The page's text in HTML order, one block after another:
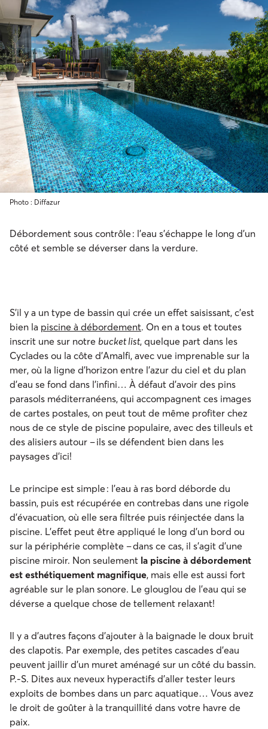
Photo : Diffazur
Débordement sous contrôle : l’eau s’échappe le long d’un
côté et semble se déverser dans la verdure.
S’il y a un type de bassin qui crée un effet saisissant, c’est
bien la piscine à débordement. On en a tous et toutes
inscrit une sur notre bucket list, quelque part dans les
Cyclades ou la côte d’Amalfi, avec vue imprenable sur la
mer, où la ligne d’horizon entre l’azur du ciel et du plan
d’eau se fond dans l’infini… À défaut d’avoir des pins
parasols méditerranéens, qui accompagnent ces images
de cartes postales, on peut tout de même profiter chez
nous de ce style de piscine populaire, avec des tilleuls et
des alisiers autour – ils se défendent bien dans les
paysages d’ici!
Le principe est simple : l'eau à ras bord déborde du
bassin, puis est récupérée en contrebas dans une rigole
d'évacuation, où elle sera filtrée puis réinjectée dans la
piscine. L’effet peut être appliqué le long d’un bord ou
sur la périphérie complète – dans ce cas, il s’agit d’une
piscine miroir. Non seulement la piscine à débordement
est esthétiquement magnifique, mais elle est aussi fort
agréable sur le plan sonore. Le glouglou de l’eau qui se
déverse a quelque chose de tellement relaxant!
Il y a d’autres façons d’ajouter à la baignade le doux bruit
des clapotis. Par exemple, des petites cascades d’eau
peuvent jaillir d’un muret aménagé sur un côté du bassin.
P.-S. Dites aux neveux hyperactifs d’aller tester leurs
exploits de bombes dans un parc aquatique… Vous avez
le droit de goûter à la tranquillité dans votre havre de
paix.